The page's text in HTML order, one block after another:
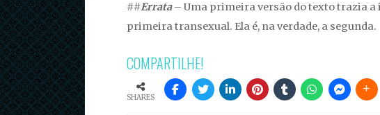
##Errata – Uma primeira versão do texto trazia
primeira transexual. Ela é, na verdade, a segunda.
COMPARTILHE!
SHARES